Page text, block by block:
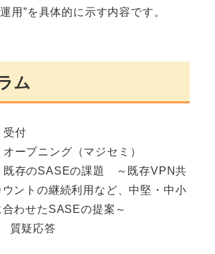
用”を具体的に示す内容です。
ム
付
ープニング（マジセミ）
存のSASEの課題 ～既存VPN共
ントの継続利用など、中堅・中小
わせたSASEの提案～
質疑応答